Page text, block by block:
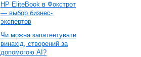
HP EliteBook в Фокстрот
— выбор бизнес-
экспертов
Чи можна запатентувати
винахід, створений за
допомогою AI?